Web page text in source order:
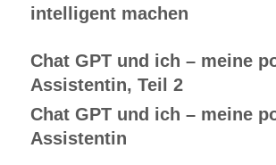
intelligent machen
Chat GPT und ich – meine
Assistentin, Teil 2
Chat GPT und ich – meine
Assistentin